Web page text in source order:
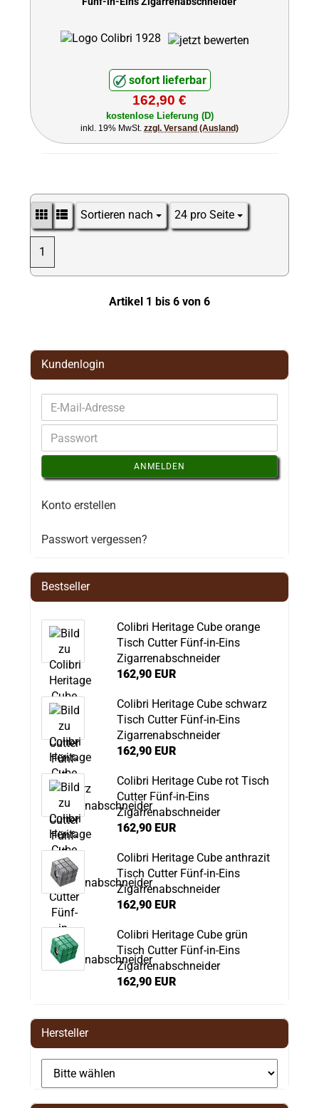
sofort lieferbar
162,90 €
kostenlose Lieferung (D)
inkl. 19% MwSt. zzgl. Versand (Ausland)
Sortieren nach
Sortieren nach 24 pro Seite
pro Seite
1
Artikel 1 bis 6 von 6
Kundenlogin
ANMELDEN
Konto erstellen
Passwort vergessen?
Bestseller
Colibri Heritage Cube orange
Tisch Cutter Fünf-in-Eins
Zigarrenabschneider
162,90 EUR
Colibri Heritage Cube schwarz
Tisch Cutter Fünf-in-Eins
Zigarrenabschneider
162,90 EUR
Colibri Heritage Cube rot Tisch
Cutter Fünf-in-Eins
Zigarrenabschneider
162,90 EUR
Colibri Heritage Cube anthrazit
Tisch Cutter Fünf-in-Eins
Zigarrenabschneider
162,90 EUR
Colibri Heritage Cube grün
Tisch Cutter Fünf-in-Eins
Zigarrenabschneider
162,90 EUR
Hersteller